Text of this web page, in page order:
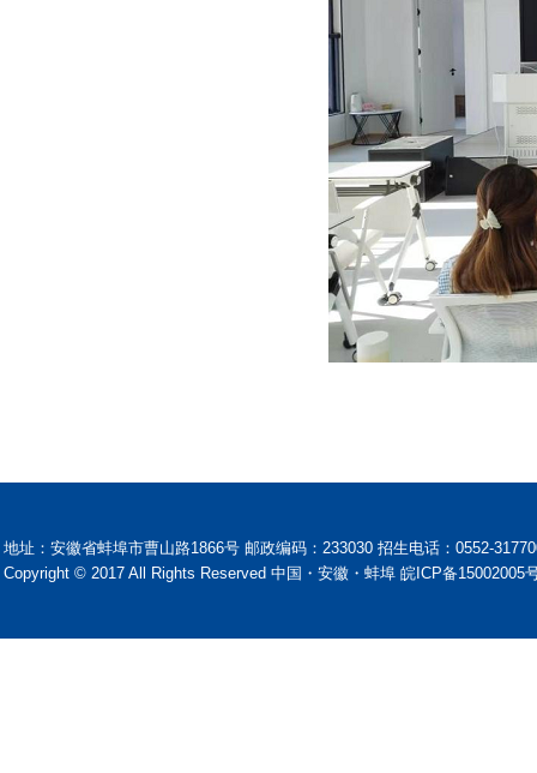
地址：安徽省蚌埠市曹山路1866号 邮政编码：233030 招生电话：0552-
Copyright © 2017 All Rights Reserved 中国・安徽・蚌埠 皖ICP备15002005